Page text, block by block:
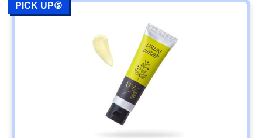
PICK UP⑤